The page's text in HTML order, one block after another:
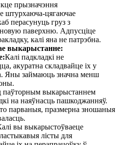
прызначэння
штурхаюча-цягаючае
перасунуць груз з
новую паверхню. Адпусціце
калі яна не патрэбна.
выкарыстанне:
Калі падкладкі не
акуратна складвайце іх у
Яны займаюць значна менш
паўторным выкарыстаннем
на наяўнасць пашкоджанняў.
парваныя, празмерна зношаныя
вы выкарыстоўваеце
лісты для